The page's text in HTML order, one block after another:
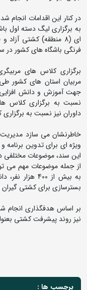
در کنار این اقدامات
به برگزاری لیگ دسته اول
ای (8 منطقه) کشتی
فرنگی باشگاه های کشور
برگزاری کلاس های
جهت آموزش و دانش افزایی
نسبت به برگزاری کلاس
داوران نیز نسبت به
این سند، موضوعات مختلفی
به بیش از 400
بسترسازی برای کشتی گیران
نیز روند پیشرفت کشتی
برچسب ها :